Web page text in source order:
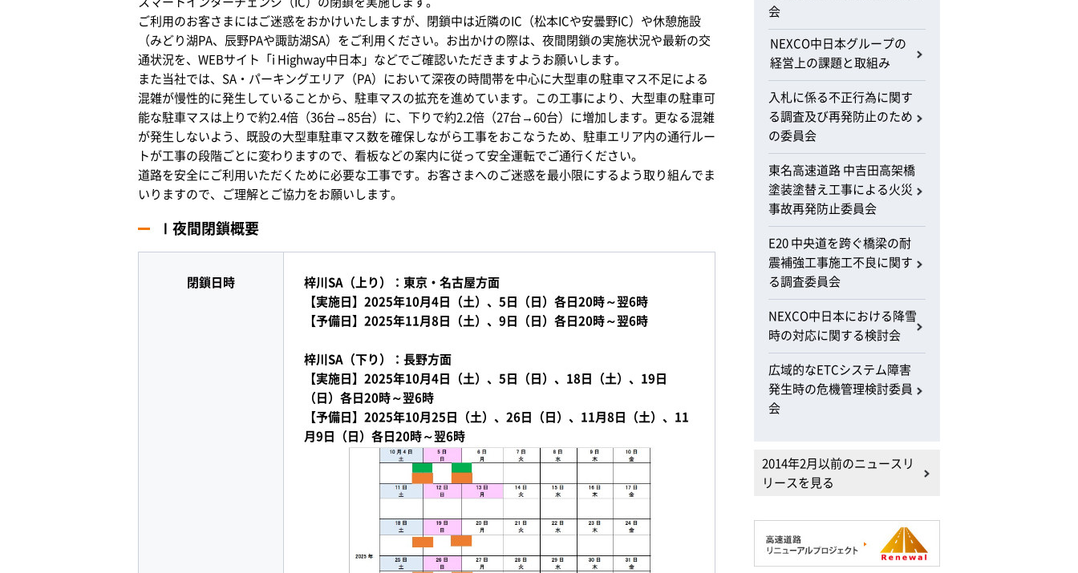
ご利用のお客さまにはご迷惑をおかけいたしますが、閉鎖中は近隣のIC（松本ICや安曇野IC）や休憩施設
（みどり湖PA、辰野PAや諏訪湖SA）をご利用ください。お出かけの際は、夜間閉鎖の実施状況や最新の交
通状況を、WEBサイト「i Highway中日本」などでご確認いただきますようお願いします。
また当社では、SA・パーキングエリア（PA）において深夜の時間帯を中心に大型車の駐車マス不足による
混雑が慢性的に発生していることから、駐車マスの拡充を進めています。この工事により、大型車の駐車可
能な駐車マスは上りで約2.4倍（36台→85台）に、下りで約2.2倍（27台→60台）に増加します。更なる混雑
が発生しないよう、既設の大型車駐車マス数を確保しながら工事をおこなうため、駐車エリア内の通行ルー
トが工事の段階ごとに変わりますので、看板などの案内に従って安全運転でご通行ください。
道路を安全にご利用いただくために必要な工事です。お客さまへのご迷惑を最小限にするよう取り組んでま
いりますので、ご理解とご協力をお願いします。
Ⅰ夜間閉鎖概要
閉鎖日時
梓川SA（上り）：東京・名古屋方面
【実施日】2025年10月4日（土）、5日（日）各日20時～翌6時
【予備日】2025年11月8日（土）、9日（日）各日20時～翌6時
梓川SA（下り）：長野方面
【実施日】2025年10月4日（土）、5日（日）、18日（土）、19日
（日）各日20時～翌6時
【予備日】2025年10月25日（土）、26日（日）、11月8日（土）、11
月9日（日）各日20時～翌6時
会
NEXCO中日本グループの
経営上の課題と取組み
入札に係る不正行為に関す
る調査及び再発防止のため
の委員会
東名高速道路 中吉田高架橋
塗装塗替え工事による火災
事故再発防止委員会
E20 中央道を跨ぐ橋梁の耐
震補強工事施工不良に関す
る調査委員会
NEXCO中日本における降雪
時の対応に関する検討会
広域的なETCシステム障害
発生時の危機管理検討委員
会
2014年2月以前のニュースリ
リースを見る